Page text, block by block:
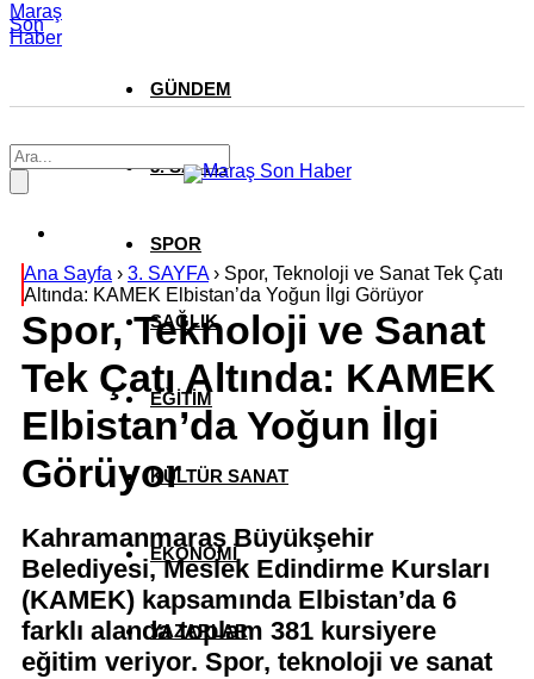
Maraş
Son
Haber
GÜNDEM
3. SAYFA
SPOR
SAĞLIK
EĞİTİM
KÜLTÜR SANAT
EKONOMİ
YAZARLAR
Ana Sayfa › 3. SAYFA› Spor, Teknoloji ve Sanat Tek Çatı
Altında: KAMEK Elbistan’da Yoğun İlgi Görüyor
Spor, Teknoloji ve Sanat
Tek Çatı Altında: KAMEK
Elbistan’da Yoğun İlgi
Görüyor
Kahramanmaraş Büyükşehir
Belediyesi, Meslek Edindirme Kursları
(KAMEK) kapsamında Elbistan’da 6
farklı alanda toplam 381 kursiyere
eğitim veriyor. Spor, teknoloji ve sanat